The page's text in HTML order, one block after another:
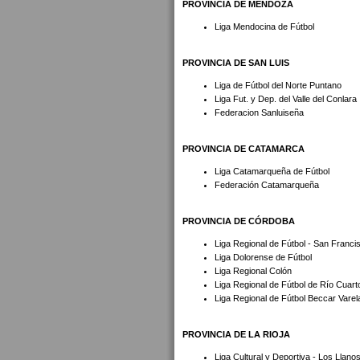
PROVINCIA DE MENDOZA
Liga Mendocina de Fútbol
PROVINCIA DE SAN LUIS
Liga de Fútbol del Norte Puntano
Liga Fut. y Dep. del Valle del Conlara
Federacion Sanluiseña
PROVINCIA DE CATAMARCA
Liga Catamarqueña de Fútbol
Federación Catamarqueña
PROVINCIA DE CÓRDOBA
Liga Regional de Fútbol - San
Liga Dolorense de Fútbol
Liga Regional Colón
Liga Regional de Fútbol de Río
Liga Regional de Fútbol Beccar
PROVINCIA DE LA RIOJA
Liga Cultural y Deportiva - Los Llanos